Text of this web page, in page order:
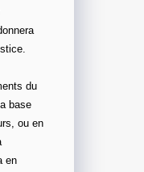
du
base
ou en
en